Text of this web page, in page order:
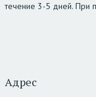
течение 3-5 дней. При
Адрес